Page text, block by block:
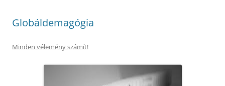
Globáldemagógia
Minden vélemény számít!